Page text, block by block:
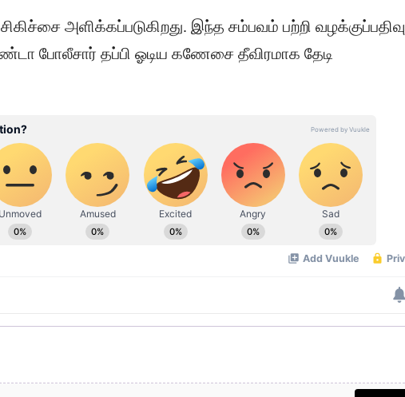
அளிக்கப்படுகிறது. இந்த சம்பவம் பற்றி வழக்குப்பதிவு
போலீசார் தப்பி ஓடிய கணேசை தீவிரமாக தேடி